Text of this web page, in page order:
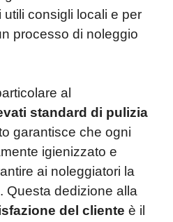
consigli locali e per
processo di noleggio
al
standard di pulizia
garantisce che ogni
igienizzato e
ai noleggiatori la
Questa dedizione alla
del cliente è il